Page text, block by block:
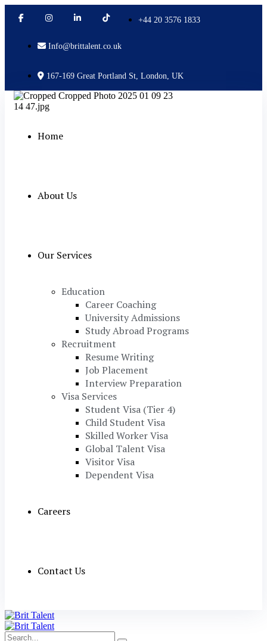
+44 20 3576 1833
Info@brittalent.co.uk
167-169 Great Portland St, London, UK
Home
About Us
Our Services
Education
Career Coaching
University Admissions
Study Abroad Programs
Recruitment
Resume Writing
Job Placement
Interview Preparation
Visa Services
Student Visa (Tier 4)
Child Student Visa
Skilled Worker Visa
Global Talent Visa
Visitor Visa
Dependent Visa
Careers
Contact Us